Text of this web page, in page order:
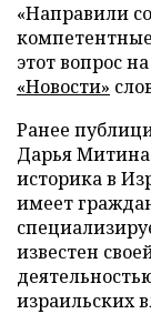
«Направили
этот вопрос
«Новости»
Ранее
Дарья Митина
историка в
имеет
известен
израильских